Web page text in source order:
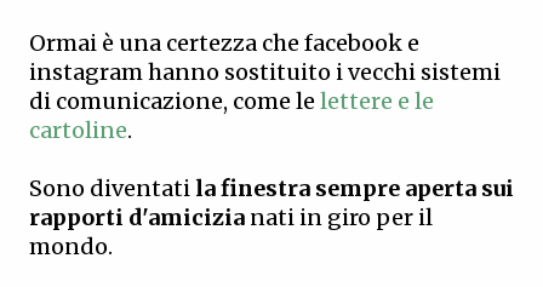
Ormai è una certezza che facebook e
instagram hanno sostituito i vecchi sistemi
di comunicazione, come le lettere e le
cartoline.
Sono diventati la finestra sempre aperta sui
rapporti d'amicizia nati in giro per il
mondo.